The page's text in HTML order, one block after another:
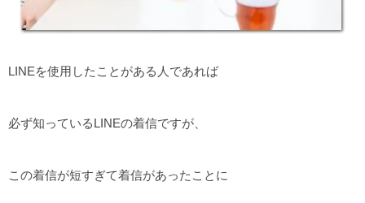
LINEを使用したことがある人であれば
必ず知っているLINEの着信ですが、
この着信が短すぎて着信があったことに